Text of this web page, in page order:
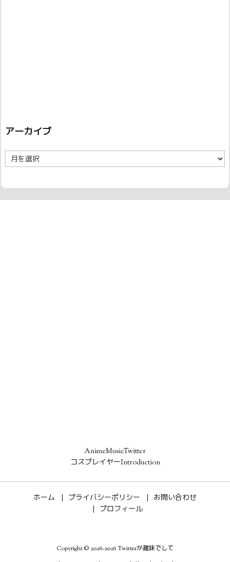
アーカイブ
ア
ー
イ
ブ
AnimeMusicTwitter
コスプレイヤーIntroduction
ホーム プライバシーポリシー
お問い合わせ
プロフィール
Copyright © 2026-2026Twitterが趣味でして